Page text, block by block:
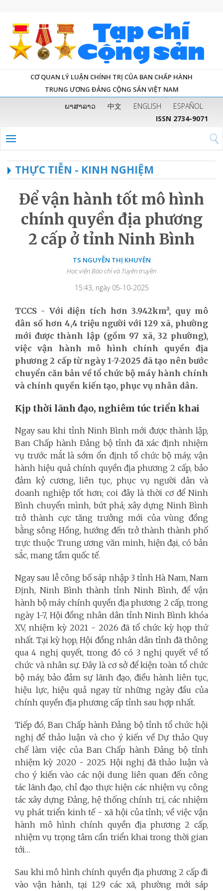
CƠ QUAN LÝ LUẬN CHÍNH TRỊ CỦA BAN CHẤP HÀNH
TRUNG ƯƠNG ĐẢNG CỘNG SẢN VIỆT NAM
ພາສາລາວ 中文 ENGLISH
ESPAÑOL
ISSN 2734-9071
THỰC TIỄN - KINH NGHIỆM
Để vận hành tốt mô hình
chính quyền địa phương
2 cấp ở tỉnh Ninh Bình
TS NGUYỄN THỊ KHUYÊN
Học viện Báo chí và Tuyên truyền
15:43, ngày 05-10-2025
TCCS - Với diện tích hơn 3.942km², quy mô
dân số hơn 4,4 triệu người với 129 xã, phường
mới được thành lập (gồm 97 xã, 32 phường),
việc vận hành mô hình chính quyền địa
phương 2 cấp từ ngày 1-7-2025 đã tạo nên bước
chuyển căn bản về tổ chức bộ máy hành chính
và chính quyền kiến tạo, phục vụ nhân dân.
Kịp thời lãnh đạo, nghiêm túc triển khai
Ngay sau khi tỉnh Ninh Bình mới được thành lập,
Ban Chấp hành Đảng bộ tỉnh đã xác định nhiệm
vụ trước mắt là sớm ổn định tổ chức bộ máy, vận
hành hiệu quả chính quyền địa phương 2 cấp, bảo
đảm kỷ cương, liên tục, phục vụ người dân và
doanh nghiệp tốt hơn; coi đây là thời cơ để Ninh
Bình chuyển mình, bứt phá; xây dựng Ninh Bình
trở thành cực tăng trưởng mới của vùng đồng
bằng sông Hồng, hướng đến trở thành thành phố
trực thuộc Trung ương văn minh, hiện đại, có bản
sắc, mang tầm quốc tế.
Ngay sau lễ công bố sáp nhập 3 tỉnh Hà Nam, Nam
Định, Ninh Bình thành tỉnh Ninh Bình, để vận
hành bộ máy chính quyền địa phương 2 cấp, trong
ngày 1-7, Hội đồng nhân dân tỉnh Ninh Bình khóa
XV, nhiệm kỳ 2021 - 2026 đã tổ chức kỳ họp thứ
nhất. Tại kỳ họp, Hội đồng nhân dân tỉnh đã thông
qua 4 nghị quyết, trong đó có 3 nghị quyết về tổ
chức và nhân sự. Đây là cơ sở để kiện toàn tổ chức
bộ máy, bảo đảm sự lãnh đạo, điều hành liên tục,
hiệu lực, hiệu quả ngay từ những ngày đầu của
chính quyền địa phương cấp tỉnh sau hợp nhất.
Tiếp đó, Ban Chấp hành Đảng bộ tỉnh tổ chức hội
nghị để thảo luận và cho ý kiến về Dự thảo Quy
chế làm việc của Ban Chấp hành Đảng bộ tỉnh
nhiệm kỳ 2020 - 2025. Hội nghị đã thảo luận và
cho ý kiến vào các nội dung liên quan đến công
tác lãnh đạo, chỉ đạo thực hiện các nhiệm vụ công
tác xây dựng Đảng, hệ thống chính trị, các nhiệm
vụ phát triển kinh tế - xã hội của tỉnh; về việc vận
hành mô hình chính quyền địa phương 2 cấp,
nhiệm vụ trọng tâm cần triển khai trong thời gian
tới…
Sau khi mô hình chính quyền địa phương 2 cấp đi
vào vận hành, tại 129 các xã, phường mới sáp